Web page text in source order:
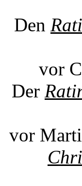
Den
vor
Der
vor